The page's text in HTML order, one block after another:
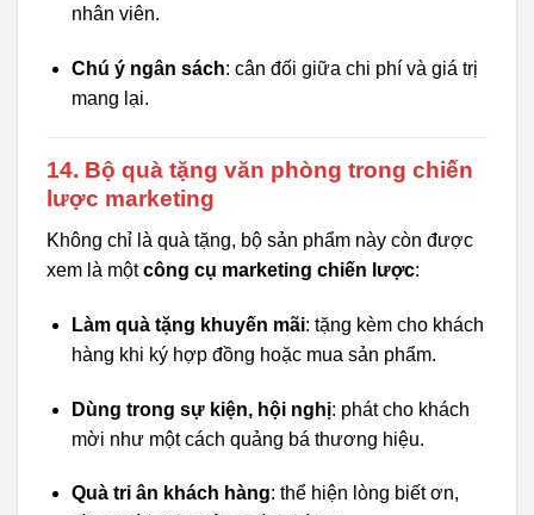
nhân viên.
Chú ý ngân sách: cân đối giữa chi phí và giá trị
mang lại.
14. Bộ quà tặng văn phòng trong chiến
lược marketing
Không chỉ là quà tặng, bộ sản phẩm này còn được
xem là mộtcông cụ marketing chiến lược:
Làm quà tặng khuyến mãi: tặng kèm cho khách
hàng khi ký hợp đồng hoặc mua sản phẩm.
Dùng trong sự kiện, hội nghị: phát cho khách
mời như một cách quảng bá thương hiệu.
Quà tri ân khách hàng: thể hiện lòng biết ơn,